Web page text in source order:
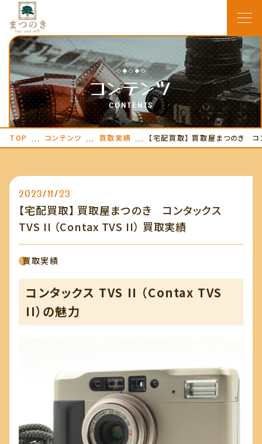
TOP
ピックアップ
買取屋まつのきに
ついて
お知らせ
会社概要
お知らせ一覧
お問い合わせ
コンテンツ
CONTENTS
TOP コンテンツ 買取実績 【宅配買取】 買取屋まつのき
2023/11/23
【宅配買取】 買取屋まつのき コンタックス
TVS II （Contax TVS II） 買取実績
買取実績
コンタックス TVS II （Contax TVS
II）の魅力